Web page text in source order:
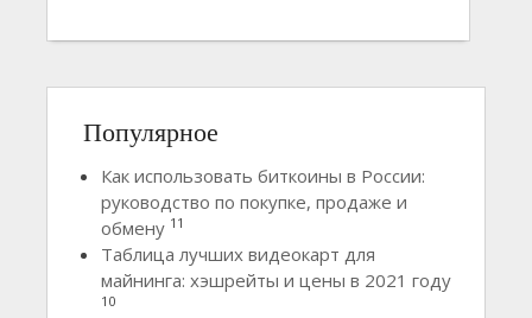
Популярное
Как использовать биткоины в России:
руководство по покупке, продаже и
обмену 11
Таблица лучших видеокарт для
майнинга: хэшрейты и цены в 2021 году
10